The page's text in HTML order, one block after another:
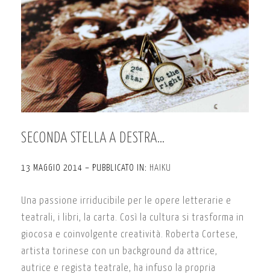
SECONDA STELLA A DESTRA…
13 MAGGIO 2014 – PUBBLICATO IN: HAIKU
Una passione irriducibile per le opere letterarie e
teatrali, i libri, la carta. Così la cultura si trasforma in
giocosa e coinvolgente creatività. Roberta Cortese,
artista torinese con un background da attrice,
autrice e regista teatrale, ha infuso la propria